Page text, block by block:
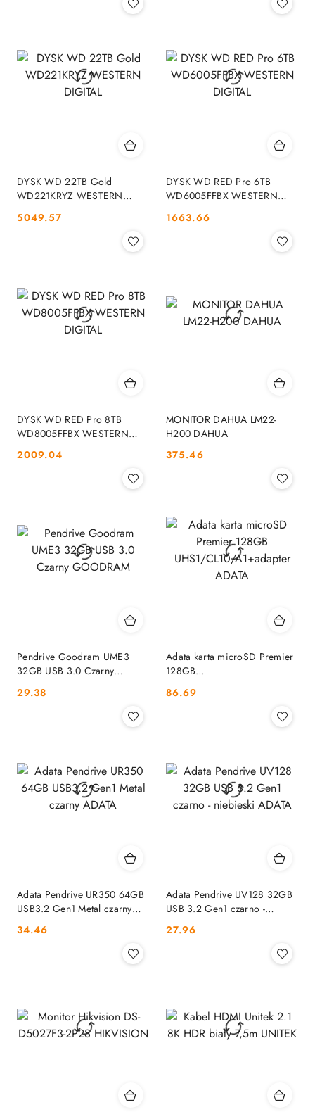
DYSK WD 22TB Gold
WD221KRYZ WESTERN
Cena:
5049.57
DYSK WD RED Pro 6TB
WD6005FFBX WESTERN
Cena:
1663.66
DYSK WD RED Pro 8TB
WD8005FFBX WESTERN
Cena:
2009.04
MONITOR DAHUA LM22-
H200 DAHUA
Cena:
375.46
Pendrive Goodram UME3
32GB USB 3.0 Czarny
Cena:
29.38
Adata karta microSD Premier
128GB
ADATA
Cena:
86.69
Adata Pendrive UR350 64GB
USB3.2 Gen1 Metal czarny
Cena:
34.46
Adata Pendrive UV128 32GB
USB 3.2 Gen1 czarno -
Cena:
27.96